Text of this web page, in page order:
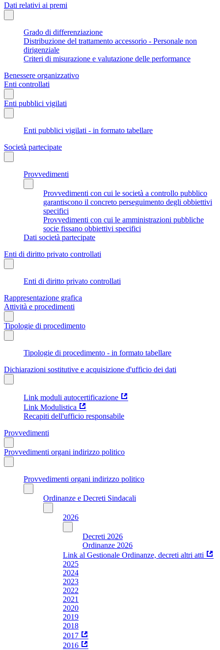
Dati relativi ai premi
Grado di differenziazione
Distribuzione del trattamento accessorio - Personale non
dirigenziale
Criteri di misurazione e valutazione delle performance
Benessere organizzativo
Enti controllati
Enti pubblici vigilati
Enti pubblici vigilati - in formato tabellare
Società partecipate
Provvedimenti
Provvedimenti con cui le società a controllo pubblico
garantiscono il concreto perseguimento degli obbiettivi
specifici
Provvedimenti con cui le amministrazioni pubbliche
socie fissano obbiettivi specifici
Dati società partecipate
Enti di diritto privato controllati
Enti di diritto privato controllati
Rappresentazione grafica
Attività e procedimenti
Tipologie di procedimento
Tipologie di procedimento - in formato tabellare
Dichiarazioni sostitutive e acquisizione d'ufficio dei dati
Link moduli autocertificazione
Link Modulistica
Recapiti dell'ufficio responsabile
Provvedimenti
Provvedimenti organi indirizzo politico
Provvedimenti organi indirizzo politico
Ordinanze e Decreti Sindacali
2026
Decreti 2026
Ordinanze 2026
Link al Gestionale Ordinanze, decreti altri atti
2025
2024
2023
2022
2021
2020
2019
2018
2017
2016